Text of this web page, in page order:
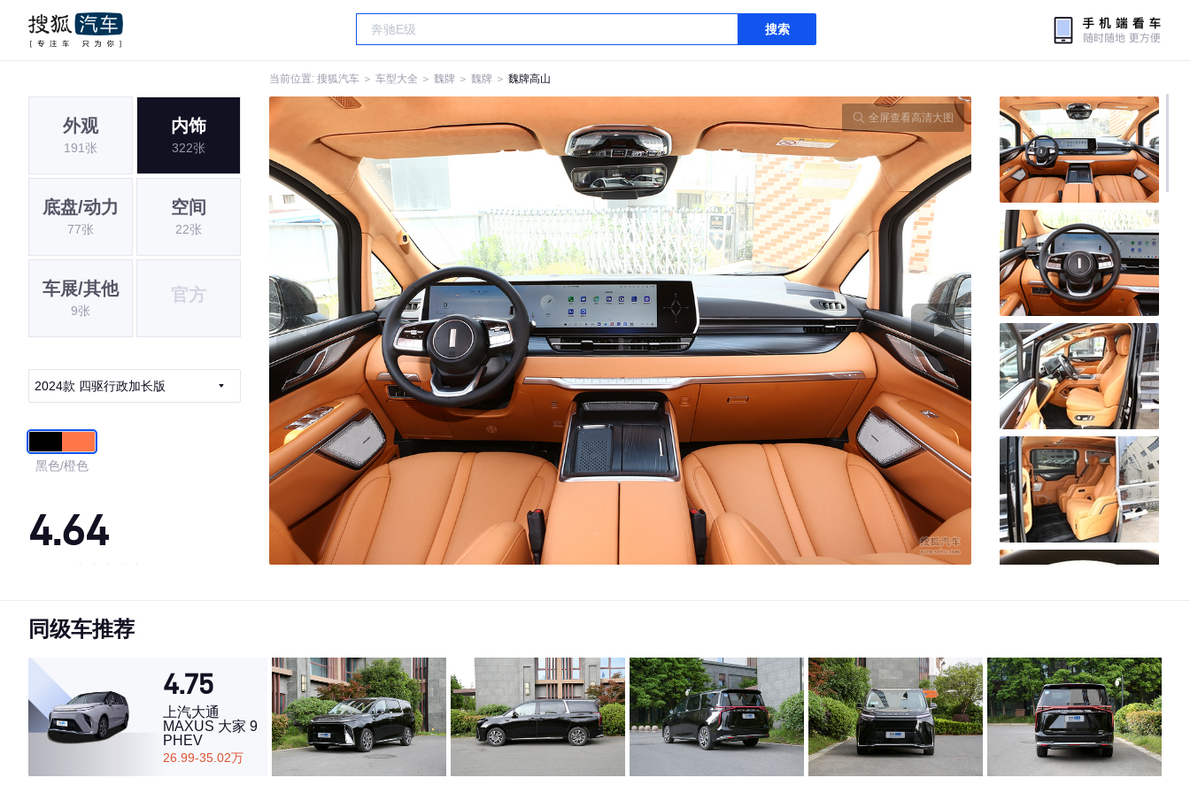
搜索
当前位置: 搜狐汽车 ＞ 车型大全 ＞ 魏牌 ＞ 魏牌 ＞ 魏牌高山
外观
191张
内饰
322张
底盘/动力
77张
空间
22张
车展/其他
9张
官方
2024款 四驱行政加长版
黑色/橙色
4.64
·内饰表现一般，低于59%同级车
·空间表现一般，低于58%同级车
全屏查看高清大图
同级车推荐
4.75
上汽大通
MAXUS 大家 9
PHEV
26.99-35.02万